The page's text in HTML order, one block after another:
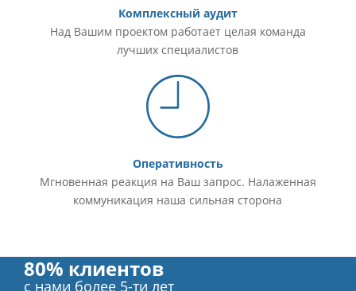
Комплексный аудит
Над Вашим проектом работает целая команда
лучших специалистов
Оперативность
Мгновенная реакция на Ваш запрос. Налаженная
коммуникация наша сильная сторона
80% клиентов
с нами более 5-ти лет